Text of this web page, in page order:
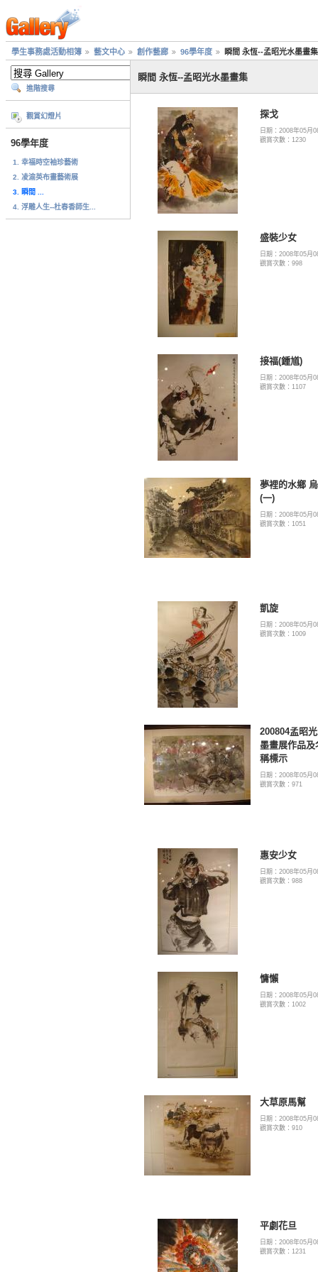
學生事務處活動相簿 藝文中心 創作藝廊 96學年度 瞬間 永恆--孟昭光水墨畫集
進階搜尋
觀賞幻燈片
96學年度
1. 幸福時空袖珍藝術
2. 凌渝英布畫藝術展
3. 瞬間 ...
4. 浮雕人生--杜春香師生...
瞬間 永恆--孟昭光水墨畫集
探戈
日期：2008年05月
觀賞次數：1230
盛裝少女
日期：2008年05月
觀賞次數：998
接福(鍾馗)
日期：2008年05月
觀賞次數：1107
夢裡的水鄉
(一)
日期：2008年05月
觀賞次數：1051
凱旋
日期：2008年05月
觀賞次數：1009
200804孟昭
墨畫展作品及
稱標示
日期：2008年05月
觀賞次數：971
惠安少女
日期：2008年05月
觀賞次數：988
慵懶
日期：2008年05月
觀賞次數：1002
大草原馬幫
日期：2008年05月
觀賞次數：910
平劇花旦
日期：2008年05月
觀賞次數：1231